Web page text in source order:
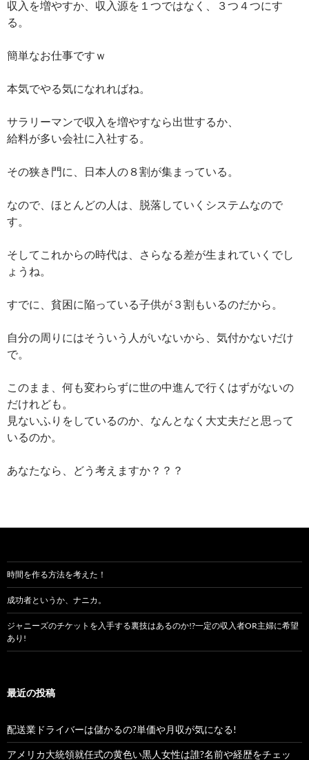
収入を増やすか、収入源を１つではなく、３つ４つにす
る。
簡単なお仕事ですｗ
本気でやる気になれればね。
サラリーマンで収入を増やすなら出世するか、
給料が多い会社に入社する。
その狭き門に、日本人の８割が集まっている。
なので、ほとんどの人は、脱落していくシステムなので
す。
そしてこれからの時代は、さらなる差が生まれていくでし
ょうね。
すでに、貧困に陥っている子供が３割もいるのだから。
自分の周りにはそういう人がいないから、気付かないだけ
で。
このまま、何も変わらずに世の中進んで行くはずがないの
だけれども。
見ないふりをしているのか、なんとなく大丈夫だと思って
いるのか。
あなたなら、どう考えますか？？？
時間を作る方法を考えた！
成功者というか、ナニカ。
ジャニーズのチケットを入手する裏技はあるのか!?一定の収入者OR主婦に希望
あり!
最近の投稿
配送業ドライバーは儲かるの?単価や月収が気になる!
アメリカ大統領就任式の黄色い黒人女性は誰?名前や経歴をチェッ